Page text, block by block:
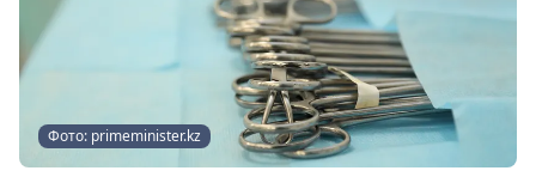
Фото: primeminister.kz